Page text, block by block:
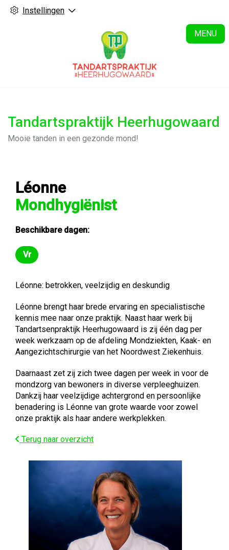
Instellingen
MENU
Tandartspraktijk Heerhugowaard
Mooie tanden in een gezonde mond!
Léonne
Mondhygiënist
Beschikbare dagen:
Vrijdag
Vr
Léonne: betrokken, veelzijdig en deskundig
Léonne brengt haar brede ervaring en specialistische
kennis mee naar onze praktijk. Naast haar werk bij
Tandartsenpraktijk Heerhugowaard is zij één dag per
week werkzaam op de afdeling Mondziekten, Kaak- en
Aangezichtschirurgie van het Noordwest Ziekenhuis.
Daarnaast zet zij zich twee dagen per week in voor de
mondzorg van bewoners in diverse verpleeghuizen.
Dankzij haar veelzijdige achtergrond en persoonlijke
benadering is Léonne van grote waarde voor zowel
onze praktijk als haar andere werkplekken.
Terug naar overzicht